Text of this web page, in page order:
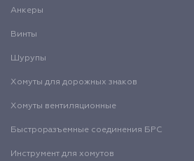
Анкеры
Винты
Шурупы
Хомуты для дорожных знаков
Хомуты вентиляционные
Быстроразъемные соединения БРС
Инструмент для хомутов